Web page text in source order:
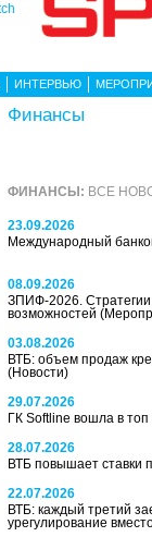
ИНТЕРВЬЮ
Финансы
ФИНАНСЫ: ВСЕ
23.09.2026
Международный
08.09.2026
ЗПИФ-2026. Стратегии
возможностей
03.08.2026
ВТБ: объем продаж
(Новости)
29.07.2026
ГК Softline вошла в
28.07.2026
ВТБ повышает ставки
22.07.2026
ВТБ: каждый третий
урегулирование